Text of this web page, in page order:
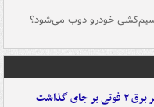
خودرو ذوب می‌شود؟
گذاشت